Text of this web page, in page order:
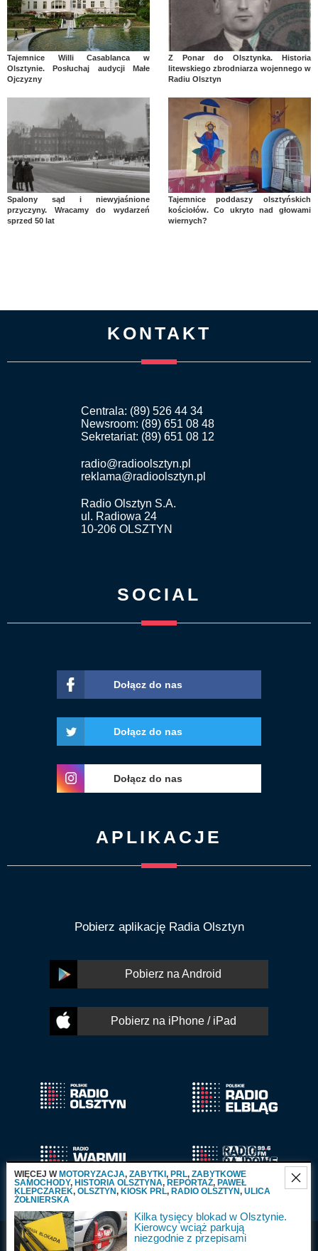
Tajemnice Willi Casablanca w
Olsztynie. Posłuchaj audycji Małe
Ojczyzny
Z Ponar do Olsztynka. Historia
litewskiego zbrodniarza wojennego w
Radiu Olsztyn
Spalony sąd i niewyjaśnione
przyczyny. Wracamy do wydarzeń
sprzed 50 lat
Tajemnice poddaszy olsztyńskich
kościołów. Co ukryto nad głowami
wiernych?
KONTAKT
Centrala: (89) 526 44 34
Newsroom: (89) 651 08 48
Sekretariat: (89) 651 08 12
radio@radioolsztyn.pl
reklama@radioolsztyn.pl
Radio Olsztyn S.A.
ul. Radiowa 24
10-206 OLSZTYN
SOCIAL
Dołącz do nas
Dołącz do nas
Dołącz do nas
APLIKACJE
Pobierz aplikację Radia Olsztyn
Pobierz na Android
Pobierz na iPhone / iPad
WIĘCEJ WMOTORYZACJA, ZABYTKI, PRL, ZABYTKOWE
SAMOCHODY, HISTORIA OLSZTYNA, REPORTAŻ, PAWEŁ
KLEPCZAREK, OLSZTYN, KIOSK PRL, RADIO OLSZTYN, ULICA
ŻOŁNIERSKA
Kilka tysięcy blokad w Olsztynie.
Kierowcy wciąż parkują
niezgodnie z przepisami